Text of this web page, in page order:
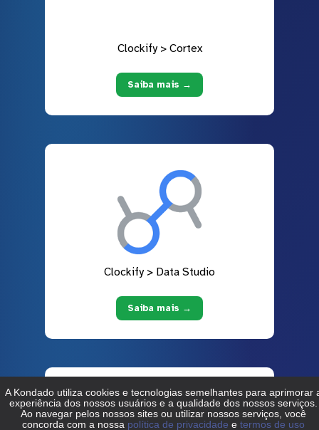
Clockify > Cortex
Saiba mais →
Clockify > Data Studio
Saiba mais →